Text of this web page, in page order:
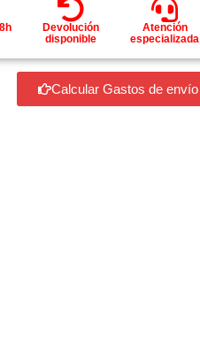
Devolución
disponible
Atención
especializada
Calcular Gastos de envío